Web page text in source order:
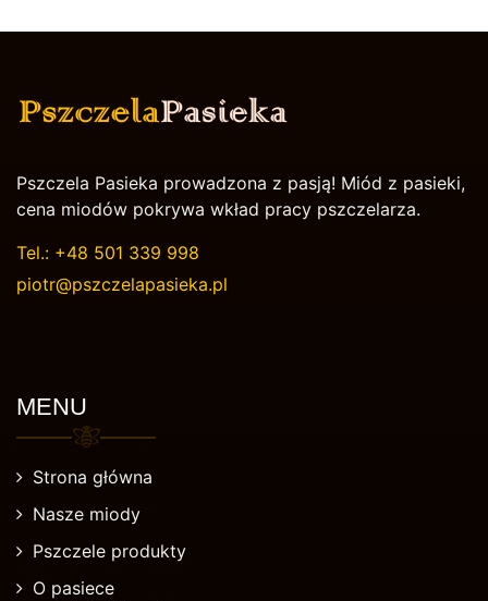
Pszczela Pasieka prowadzona z pasją! Miód z pasieki,
cena miodów pokrywa wkład pracy pszczelarza.
Tel.: +48 501 339 998
piotr@pszczelapasieka.pl
MENU
Strona główna
Nasze miody
Pszczele produkty
O pasiece